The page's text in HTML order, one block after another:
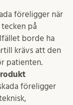
föreligger när
på
borde ha
krävs att den
patienten.
föreligger